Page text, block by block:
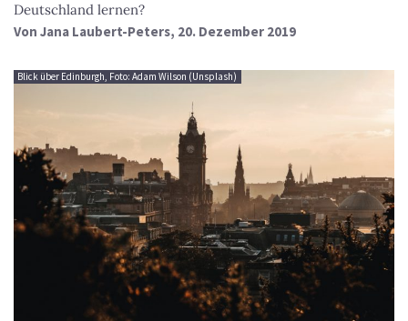
Deutschland lernen?
Von Jana Laubert-Peters, 20. Dezember 2019
Blick über Edinburgh, Foto: Adam Wilson (Unsplash)